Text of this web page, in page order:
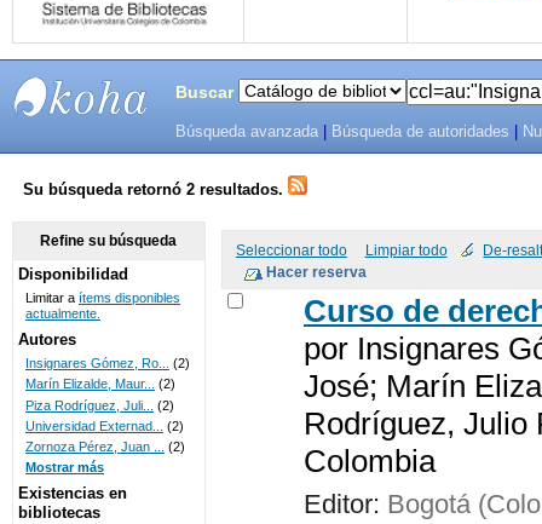
SISTEMAS
DE
BIBLIOTECAS
UNICOC
Buscar
Búsqueda avanzada Búsqueda de autoridades
Su búsqueda retornó 2 resultados.
Seleccionar todo Limpiar todo De-
Curso de
por Insignares
José; Marín
Rodríguez, Julio
Colombia
Editor: Bogotá
Refine su búsqueda
Disponibilidad
Limitar a ítems disponibles
actualmente.
Autores
Insignares Gómez, Ro...
(2)
Marín Elizalde, Maur... (2)
Piza Rodríguez, Juli...
(2)
Universidad Externad...
(2)
Zornoza Pérez, Juan ...
(2)
Mostrar más
Existencias en
bibliotecas